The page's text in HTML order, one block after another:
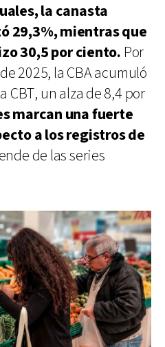
la canasta
29,3%, mientras que
30,5 por ciento. Por
2025, la CBA acumuló
CBT, un alza de 8,4 por
marcan una fuerte
a los registros de
de las series